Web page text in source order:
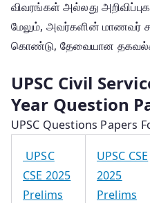
விவரங்கள் அல்லது
மேலும், அவர்களின் மாணவர்
கொண்டு, தேவையான
UPSC Civil
Year Question
UPSC Questions Papers
UPSC
CSE 2025
Prelims
UPSC CSE
2025
Prelims